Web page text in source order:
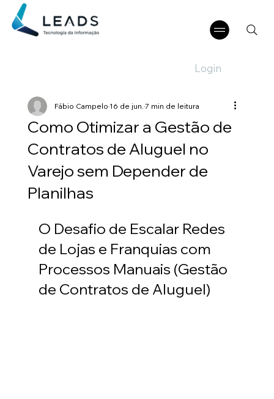
Login
Como Otimizar a Gestão de
Contratos de Aluguel no
Varejo sem Depender de
Planilhas
Fábio Campelo16 de jun. 7 min de leitura
O Desafio de Escalar Redes
de Lojas e Franquias com
Processos Manuais (Gestão
de Contratos de Aluguel)